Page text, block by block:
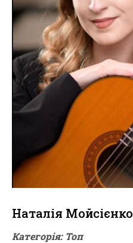
Наталія Мойсієнко
Категорія: Топ